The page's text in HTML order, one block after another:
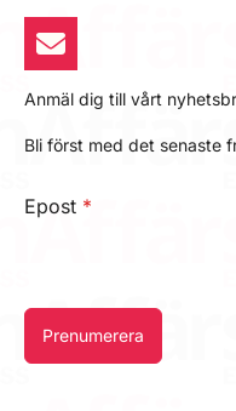
Anmäl dig till vårt
Bli först med det senaste
Epost *
Prenumerera